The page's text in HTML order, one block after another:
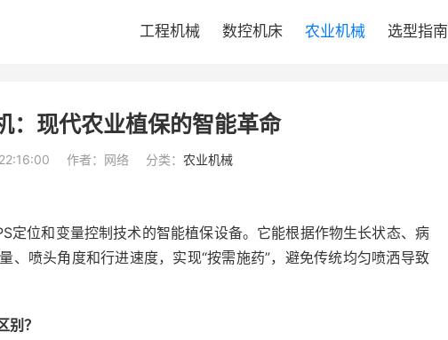
工程机械 数控机床 农业机械 选型指南
：现代农业植保的智能革命
作者：网络 分类： 农业机械
定位和变量控制技术的智能植保设备。它能根据作物生长状态、病
、喷头角度和行进速度，实现“按需施药”，避免传统均匀喷洒导致
别？